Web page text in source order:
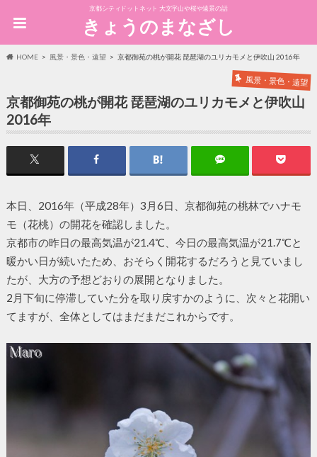
京都シティドットネット 大文字山や桜や遠景の話
きょうのまなざし
HOME 風景・景色・遠望 京都御苑の桃が開花 琵琶湖のユリカモメと伊吹山 2016年
風景・景色・遠望
京都御苑の桃が開花 琵琶湖のユリカモメと伊吹山
2016年
本日、2016年（平成28年）3月6日、京都御苑の桃林でハナモ
モ（花桃）の開花を確認しました。
京都市の昨日の最高気温が21.4℃、今日の最高気温が21.7℃と
暖かい日が続いたため、おそらく開花するだろうと見ていまし
たが、大方の予想どおりの展開となりました。
2月下旬に停滞していた分を取り戻すかのように、次々と花開い
てますが、全体としてはまだまだこれからです。